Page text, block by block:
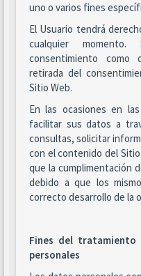
uno o varios fines
El Usuario tendrá
cualquier
consentimiento como
retirada del
Sitio Web.
En las ocasiones en
facilitar sus datos a
consultas, solicitar
con el contenido del
que la cumplimentación
debido a que los
correcto desarrollo de la
Fines del
personales